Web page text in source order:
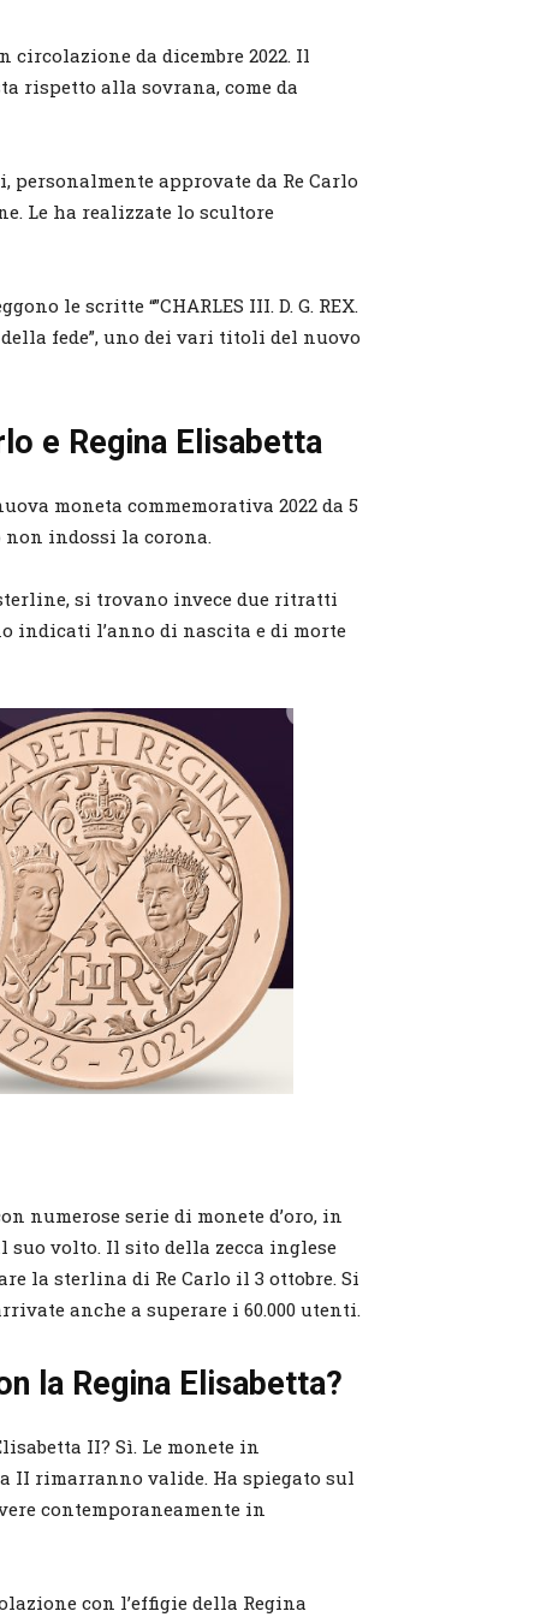
da dicembre 2022. Il
rispetto alla sovrana, come da
personalmente approvate da Re Carlo
Le ha realizzate lo scultore
le scritte “”CHARLES III. D. G. REX.
della fede”, uno dei vari titoli del nuovo
e Regina Elisabetta
moneta commemorativa 2022 da 5
non indossi la corona.
si trovano invece due ritratti
indicati l’anno di nascita e di morte
numerose serie di monete d’oro, in
suo volto. Il sito della zecca inglese
la sterlina di Re Carlo il 3 ottobre. Si
anche a superare i 60.000 utenti.
la Regina Elisabetta?
II? Sì. Le monete in
II rimarranno valide. Ha spiegato sul
contemporaneamente in
con l’effigie della Regina